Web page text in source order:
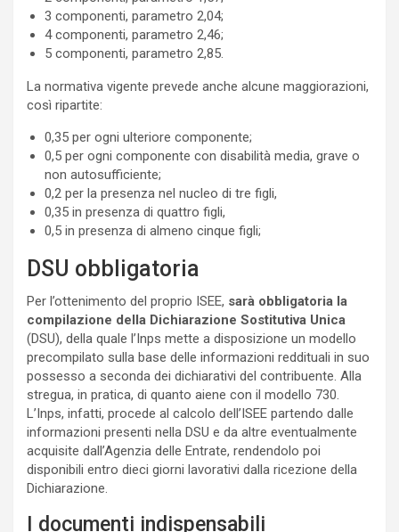
3 componenti, parametro 2,04;
4 componenti, parametro 2,46;
5 componenti, parametro 2,85.
La normativa vigente prevede anche alcune maggiorazioni,
così ripartite:
0,35 per ogni ulteriore componente;
0,5 per ogni componente con disabilità media, grave o
non autosufficiente;
0,2 per la presenza nel nucleo di tre figli,
0,35 in presenza di quattro figli,
0,5 in presenza di almeno cinque figli;
DSU obbligatoria
Per l’ottenimento del proprio ISEE, sarà obbligatoria la
compilazione della Dichiarazione Sostitutiva Unica
(DSU), della quale l’Inps mette a disposizione un modello
precompilato sulla base delle informazioni reddituali in suo
possesso a seconda dei dichiarativi del contribuente. Alla
stregua, in pratica, di quanto aiene con il modello 730.
L’Inps, infatti, procede al calcolo dell’ISEE partendo dalle
informazioni presenti nella DSU e da altre eventualmente
acquisite dall’Agenzia delle Entrate, rendendolo poi
disponibili entro dieci giorni lavorativi dalla ricezione della
Dichiarazione.
I documenti indispensabili